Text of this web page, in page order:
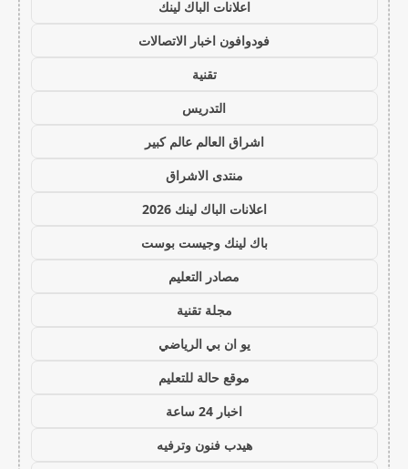
اعلانات الباك لينك
فودوافون اخبار الاتصالات
تقنية
التدريس
اشراق العالم عالم كبير
منتدى الاشراق
اعلانات الباك لينك 2026
باك لينك وجيست بوست
مصادر التعليم
مجلة تقنية
يو ان بي الرياضي
موقع حالة للتعليم
اخبار 24 ساعة
هيدب فنون وترفيه